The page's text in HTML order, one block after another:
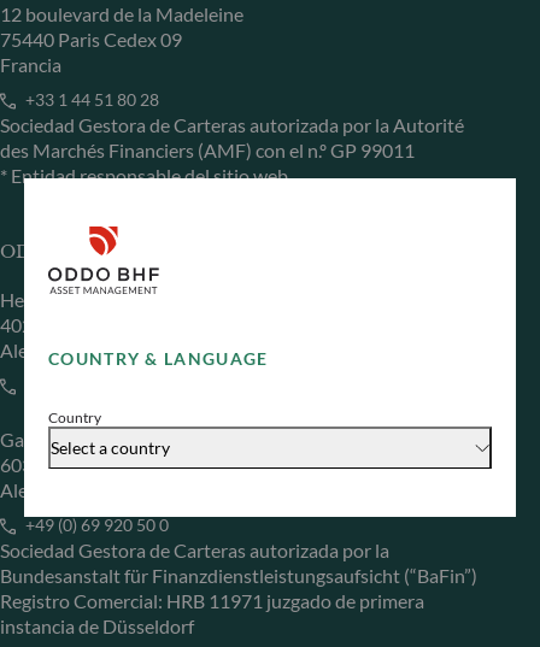
COUNTRY & LANGUAGE
Country
Select a country
12 boulevard de la Madeleine
75440 Paris Cedex 09
Francia
+33 1 44 51 80 28
Sociedad Gestora de Carteras autorizada por la Autorité
des Marchés Financiers (AMF) con el n.º GP 99011
* Entidad responsable del sitio web
ODDO BHF Asset Management GmbH
Herzogstraße 15
40217 Düsseldorf
Alemania
Gallusanlage 8
60329 Frankfurt am Main
Alemania
+49 (0) 69 920 50 0
Sociedad Gestora de Carteras autorizada por la
Bundesanstalt für Finanzdienstleistungsaufsicht (“BaFin”)
Registro Comercial: HRB 11971 juzgado de primera
instancia de Düsseldorf